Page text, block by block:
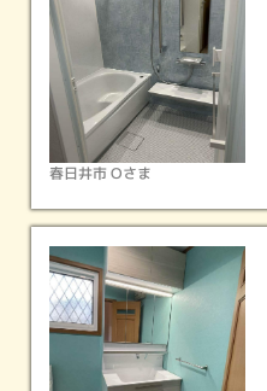
春日井市 Oさま